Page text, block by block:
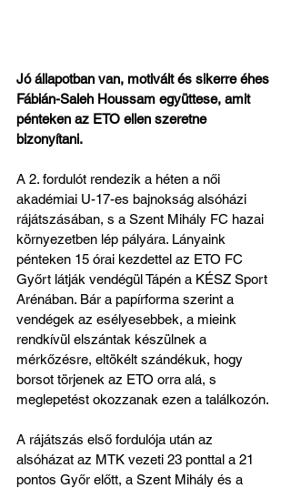
Jó állapotban van, motivált és sikerre éhes
Fábián-Saleh Houssam együttese, amit
pénteken az ETO ellen szeretne
bizonyítani.
A 2. fordulót rendezik a héten a női
akadémiai U-17-es bajnokság alsóházi
rájátszásában, s a Szent Mihály FC hazai
környezetben lép pályára. Lányaink
pénteken 15 órai kezdettel az ETO FC
Győrt látják vendégül Tápén a KÉSZ Sport
Arénában. Bár a papírforma szerint a
vendégek az esélyesebbek, a mieink
rendkívül elszántak készülnek a
mérkőzésre, eltökélt szándékuk, hogy
borsot törjenek az ETO orra alá, s
meglepetést okozzanak ezen a találkozón.
A rájátszás első fordulója után az
alsóházat az MTK vezeti 23 ponttal a 21
pontos Győr előtt, a Szent Mihály és a